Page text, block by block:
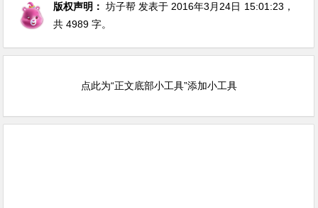
版权声明： 坊子帮 发表于 2016年3月24日 15:01:23 ，
共 4989 字。
点此为“正文底部小工具”添加小工具